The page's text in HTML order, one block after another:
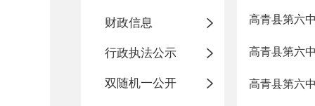
财政信息
行政执法公示
双随机一公开
高青县第六
高青县第六
高青县第六